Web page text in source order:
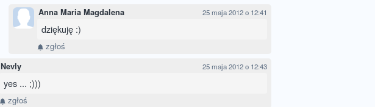
Anna Maria Magdalena 25 maja 2012 o 12:41
dziękuję :)
zgłoś
Nevly 25 maja 2012 o 12:43
yes ... ;)))
zgłoś